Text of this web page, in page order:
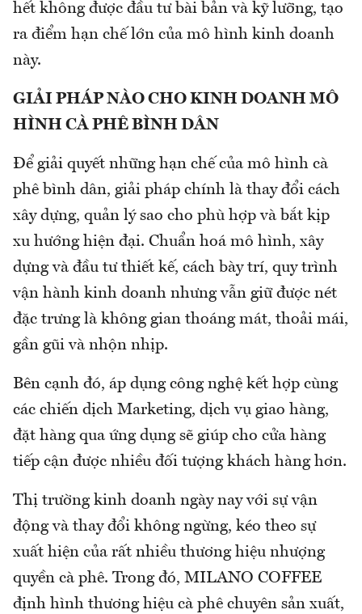
hết không được đầu tư bài bản và kỹ lưỡng, tạo
ra điểm hạn chế lớn của mô hình kinh doanh
này.
GIẢI PHÁP NÀO CHO KINH DOANH MÔ
HÌNH CÀ PHÊ BÌNH DÂN
Để giải quyết những hạn chế của mô hình cà
phê bình dân, giải pháp chính là thay đổi cách
xây dựng, quản lý sao cho phù hợp và bắt kịp
xu hướng hiện đại. Chuẩn hoá mô hình, xây
dựng và đầu tư thiết kế, cách bày trí, quy trình
vận hành kinh doanh nhưng vẫn giữ được nét
đặc trưng là không gian thoáng mát, thoải mái,
gần gũi và nhộn nhịp.
Bên cạnh đó, áp dụng công nghệ kết hợp cùng
các chiến dịch Marketing, dịch vụ giao hàng,
đặt hàng qua ứng dụng sẽ giúp cho cửa hàng
tiếp cận được nhiều đối tượng khách hàng hơn.
Thị trường kinh doanh ngày nay với sự vận
động và thay đổi không ngừng, kéo theo sự
xuất hiện của rất nhiều thương hiệu nhượng
quyền cà phê. Trong đó, MILANO COFFEE
định hình thương hiệu cà phê chuyên sản xuất,